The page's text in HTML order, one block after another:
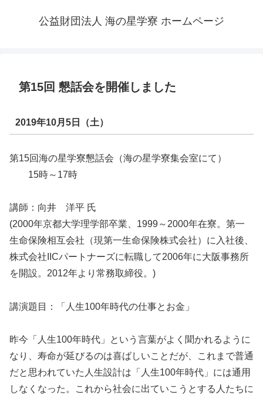
公益財団法人 海の星学寮 ホームページ
第15回 懇話会を開催しました
2019年10月5日（土）
第15回海の星学寮懇話会（海の星学寮集会室にて）
15時～17時
講師：向井 洋平 氏
(2000年京都大学理学部卒業、1999～2000年在寮。第一
生命保険相互会社（現第一生命保険株式会社）に入社後、
株式会社IICパートナーズに転職して2006年に大阪事務所
を開設。2012年より常務取締役。)
講演題目：「人生100年時代の仕事とお金」
昨今「人生100年時代」という言葉がよく聞かれるように
なり、寿命が延びるのは喜ばしいことだが、これまで普通
だと思われていた人生設計は「人生100年時代」には通用
しなくなった。これから社会に出ていこうとする人たちに